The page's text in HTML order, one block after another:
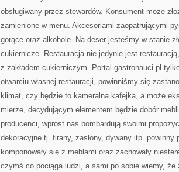
obsługiwany przez stewardów. Konsument może
zamienione w menu. Akcesoriami zaopatrującymi
gorące oraz alkohole. Na deser jesteśmy w stanie
cukiernicze. Restauracja nie jedynie jest
z zakładem cukierniczym. Portal gastronauci pl
otwarciu własnej restauracji, powinniśmy się
klimat, czy będzie to kameralna kafejka, a może
mierze, decydującym elementem będzie dobór
producenci, wprost nas bombardują swoimi
dekoracyjne tj. firany, zasłony, dywany itp.
komponowały się z meblami oraz zachowały
czymś co pociąga ludzi, a sami po sobie wiemy, że